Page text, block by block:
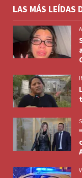
LAS MÁS LEÍDAS